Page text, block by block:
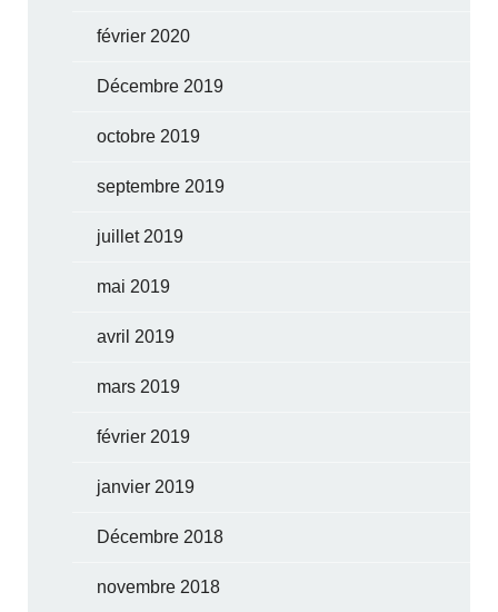
février 2020
Décembre 2019
octobre 2019
septembre 2019
juillet 2019
mai 2019
avril 2019
mars 2019
février 2019
janvier 2019
Décembre 2018
novembre 2018